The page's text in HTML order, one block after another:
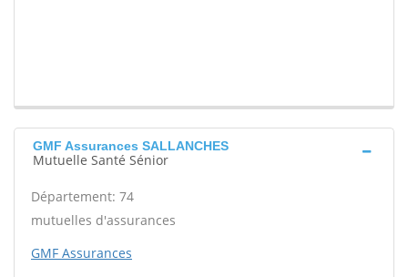
GMF Assurances SALLANCHES
Mutuelle Santé Sénior
Département: 74
mutuelles d'assurances
GMF Assurances